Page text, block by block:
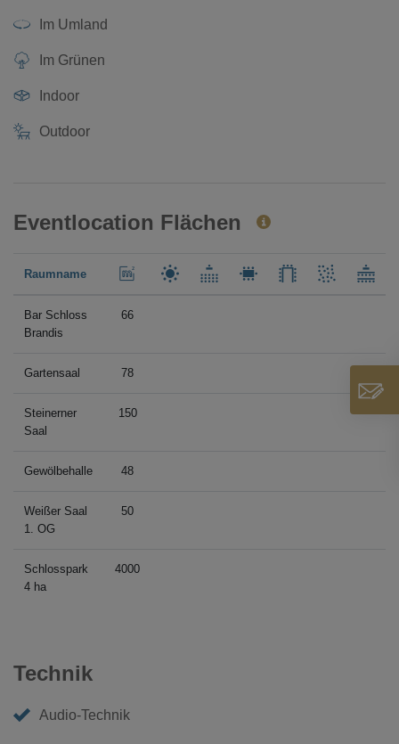
Im Umland
Im Grünen
Indoor
Outdoor
Eventlocation Flächen
Raumname
Bar Schloss
Brandis
66
Gartensaal 78
Steinerner
Saal
150
Gewölbehalle 48
Weißer Saal
1. OG
50
Schlosspark
4 ha
4000
Technik
Audio-Technik